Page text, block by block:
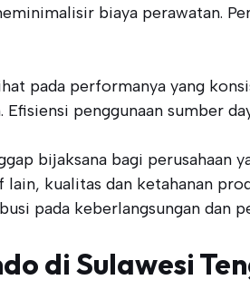
biaya perawatan.
pada performanya yang
penggunaan sumber
bijaksana bagi
kualitas dan ketahanan
pada keberlangsungan dan
di Sulawesi